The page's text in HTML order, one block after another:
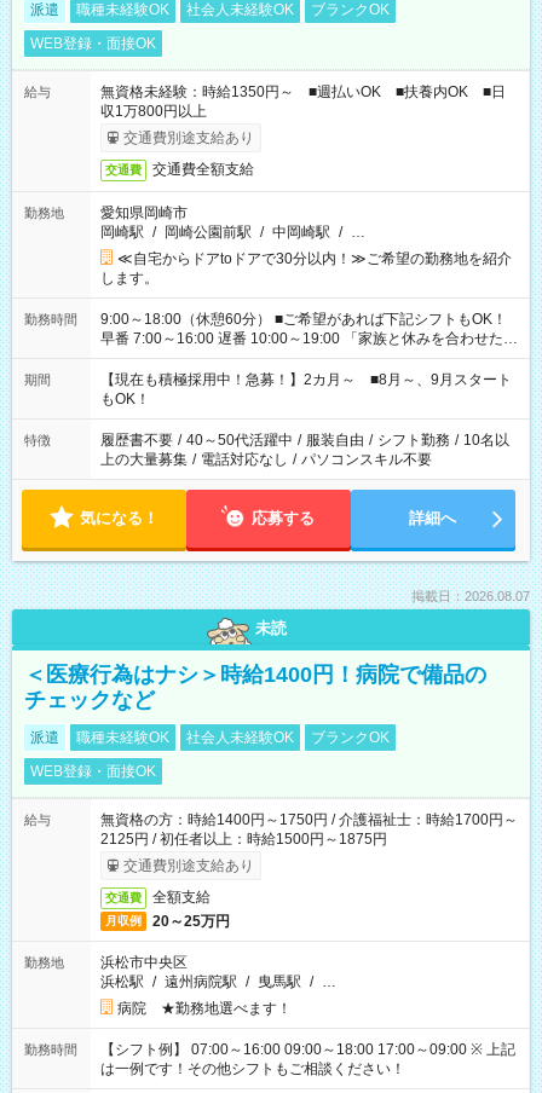
派遣 職種未経験OK 社会人未経験OK
ブランクOK
WEB登録・面接OK
給与
無資格未経験：時給1350円～ ■週払いOK ■扶養内OK ■日
収1万800円以上
交通費別途支給あり
交通費 交通費全額支給
勤務地
愛知県岡崎市
岡崎駅 / 岡崎公園前駅 / 中岡崎駅 / …
≪自宅からドアtoドアで30分以内！≫ご希望の勤務地を紹介
します。
勤務時間
9:00～18:00（休憩60分） ■ご希望があれば下記シフトもOK！
早番 7:00～16:00 遅番 10:00～19:00 「家族と休みを合わせた
い」 「余裕を持って夕飯の準備がしたい」 「できれば残業はし
たくない」 など、ご希望を教えてくださいね。 ※Wワーク希望
の方へ 今ご覧のお仕事で希望する勤務時間と、もう1つのお仕事
の勤務時間。 合計で週40時間を超える場合は応募できません。
期間
【現在も積極採用中！急募！】2カ月～ ■8月～、9月スタート
もOK！
特徴 履歴書不要 / 40～50代活躍中 / 服装自由 / シフト勤務 / 10名以
上の大量募集 / 電話対応なし / パソコンスキル不要
気になる！ 応募する 詳細へ
掲載日：2026.08.07
未読
＜医療行為はナシ＞時給1400円！病院で備品の
チェックなど
派遣 職種未経験OK 社会人未経験OK
ブランクOK
WEB登録・面接OK
給与
無資格の方：時給1400円～1750円 / 介護福祉士：時給1700円～
2125円 / 初任者以上：時給1500円～1875円
交通費別途支給あり
交通費 全額支給
月収例 20～25万円
勤務地
浜松市中央区
浜松駅 / 遠州病院駅 / 曳馬駅 / …
病院 ★勤務地選べます！
勤務時間
【シフト例】 07:00～16:00 09:00～18:00 17:00～09:00 ※ 上記
は一例です！その他シフトもご相談ください！